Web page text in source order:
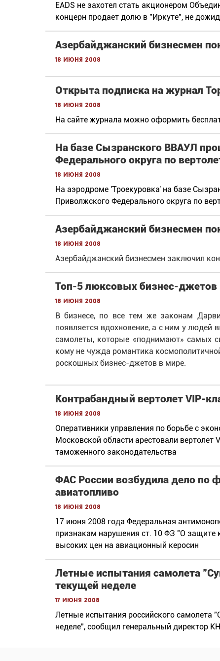
EADS не захотел стать акционером
концерн продает долю в "Иркуте", не
Азербайджанский бизнесмен
18 июня 2008
Открыта подписка на журнал
18 июня 2008
На сайте журнала можно оформить
На базе Сызранского ВВАУЛ
Федерального округа по
18 июня 2008
На аэродроме 'Троекуровка' на базе
Приволжского Федерального округа по
Азербайджанский бизнесмен
18 июня 2008
Азербайджанский бизнесмен заключил
Топ-5 люксовых бизнес-джетов
18 июня 2008
В бизнесе, по все тем же законам
появляется вдохновение, а с ним у
самолеты, которые «поднимают» самых
кому не чужда романтика
роскошных бизнес-джетов в мире.
Контрабандный вертолет VIP-
18 июня 2008
Оперативники управления по борьбе с
Московской области арестовали
таможенного законодательства
ФАС России возбудила дело по
авиатопливо
18 июня 2008
17 июня 2008 года Федеральная
признакам нарушения ст. 10 ФЗ "О защите
высоких цен на авиационный керосин
Летные испытания самолета
текущей неделе
17 июня 2008
Летные испытания российского
неделе", сообщил генеральный директор